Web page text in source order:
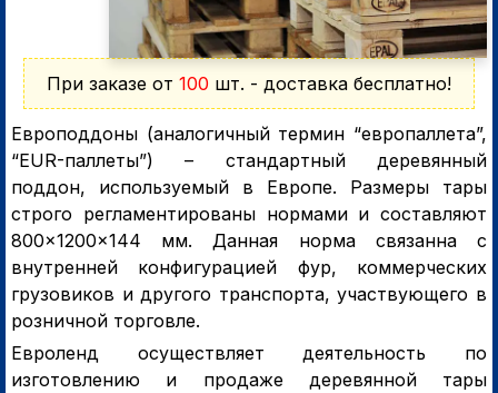
При заказе от 100 шт. - доставка бесплатно!
Европоддоны (аналогичный термин “европаллета”,
“EUR-паллеты”) – стандартный деревянный
поддон, используемый в Европе. Размеры тары
строго регламентированы нормами и составляют
800×1200×144 мм. Данная норма связанна с
внутренней конфигурацией фур, коммерческих
грузовиков и другого транспорта, участвующего в
розничной торговле.
Евроленд осуществляет деятельность по
изготовлению и продаже деревянной тары